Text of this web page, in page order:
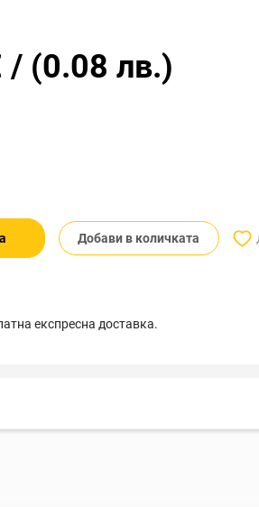
/ (0.08 лв.)
Добави в количката
експресна доставка.